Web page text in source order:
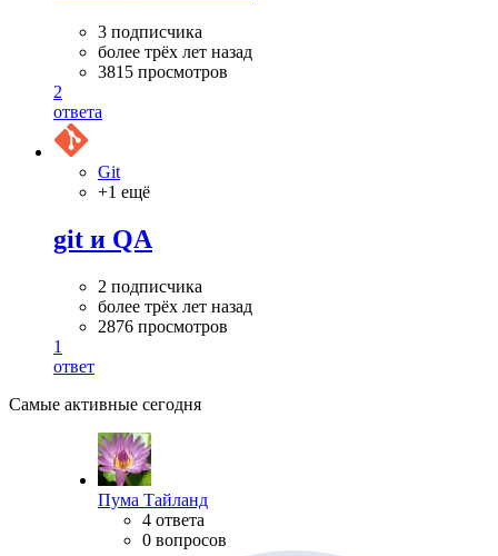
3 подписчика
более трёх лет назад
3815 просмотров
2
ответа
Git
+1 ещё
git и QA
2 подписчика
более трёх лет назад
2876 просмотров
1
ответ
Самые активные сегодня
Пума Тайланд
4 ответа
0 вопросов